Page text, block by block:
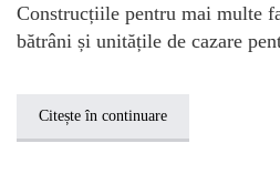
Construcțiile pentru mai multe
bătrâni și unitățile de cazare
Citește în continuare